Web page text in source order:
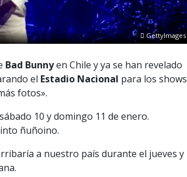
GettyImages
Bad Bunnyen Chile y ya se han revelado
el Estadio Nacional para los shows
fotos».
10 y domingo 11 de enero.
ñuñoino.
a nuestro país durante el jueves y